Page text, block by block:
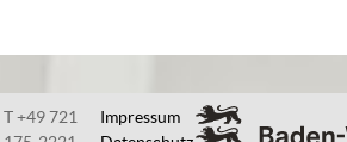
T +49 721
Impressum